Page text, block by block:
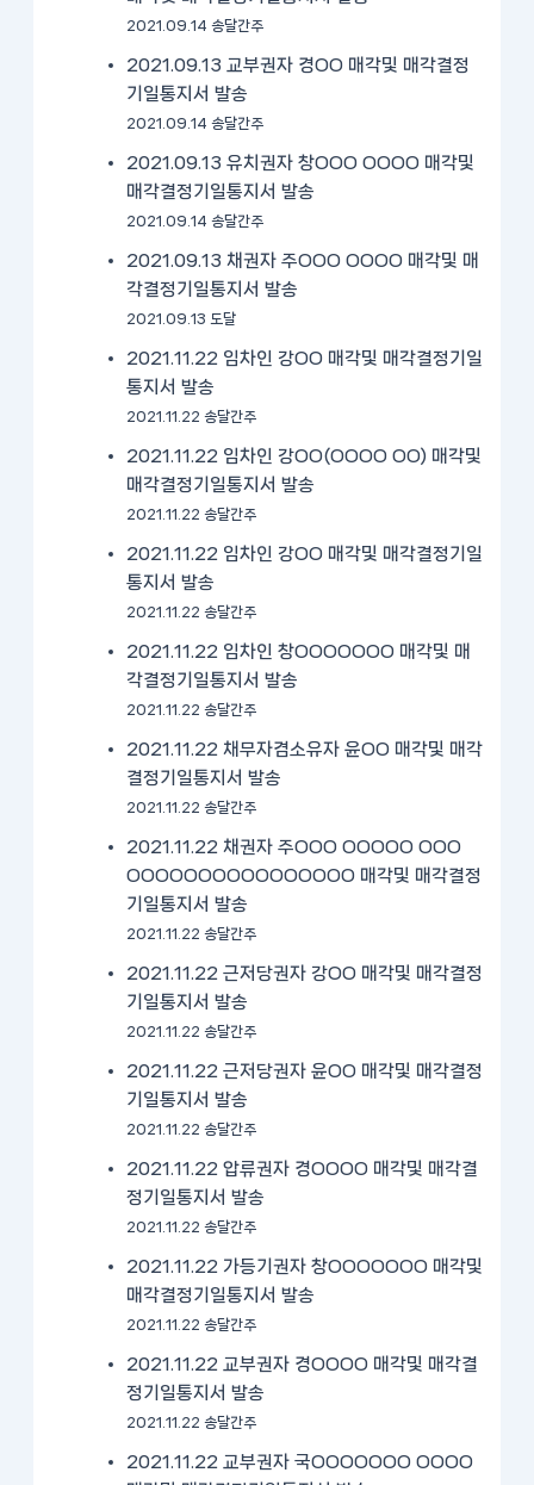
2021.09.14 송달간주
2021.09.13 교부권자 경OO 매각및 매각결정
기일통지서 발송
2021.09.14 송달간주
2021.09.13 유치권자 창OOO OOOO 매각및
매각결정기일통지서 발송
2021.09.14 송달간주
2021.09.13 채권자 주OOO OOOO 매각및 매
각결정기일통지서 발송
2021.09.13 도달
2021.11.22 임차인 강OO 매각및 매각결정기일
통지서 발송
2021.11.22 송달간주
2021.11.22 임차인 강OO(OOOO OO) 매각및
매각결정기일통지서 발송
2021.11.22 송달간주
2021.11.22 임차인 강OO 매각및 매각결정기일
통지서 발송
2021.11.22 송달간주
2021.11.22 임차인 창OOOOOOO 매각및 매
각결정기일통지서 발송
2021.11.22 송달간주
2021.11.22 채무자겸소유자 윤OO 매각및 매각
결정기일통지서 발송
2021.11.22 송달간주
2021.11.22 채권자 주OOO OOOOO OOO
OOOOOOOOOOOOOOOO 매각및 매각결정
기일통지서 발송
2021.11.22 송달간주
2021.11.22 근저당권자 강OO 매각및 매각결정
기일통지서 발송
2021.11.22 송달간주
2021.11.22 근저당권자 윤OO 매각및 매각결정
기일통지서 발송
2021.11.22 송달간주
2021.11.22 압류권자 경OOOO 매각및 매각결
정기일통지서 발송
2021.11.22 송달간주
2021.11.22 가등기권자 창OOOOOOO 매각및
매각결정기일통지서 발송
2021.11.22 송달간주
2021.11.22 교부권자 경OOOO 매각및 매각결
정기일통지서 발송
2021.11.22 송달간주
2021.11.22 교부권자 국OOOOOOO OOOO